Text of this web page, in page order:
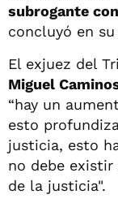
subrogante
concluyó en
El exjuez del
Miguel
“hay un
esto
justicia, esto
no debe
de la justicia".